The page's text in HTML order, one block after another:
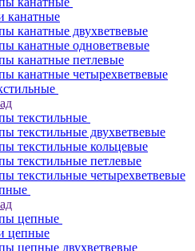
канатные
канатные двухветвевые
канатные одноветвевые
канатные петлевые
канатные четырехветвевые
текстильные
текстильные двухветвевые
текстильные кольцевые
текстильные петлевые
текстильные четырехветвевые
цепные
цепные
цепные двухветвевые